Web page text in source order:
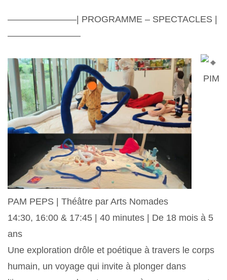
———————–| PROGRAMME – SPECTACLES |
————————
PIM
PAM PEPS | Théâtre par Arts Nomades
14:30, 16:00 & 17:45 | 40 minutes | De 18 mois à 5
ans
Une exploration drôle et poétique à travers le corps
humain, un voyage qui invite à plonger dans